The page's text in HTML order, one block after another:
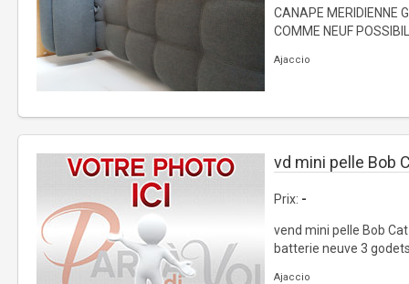
CANAPE MERIDIENNE
COMME NEUF
Ajaccio
vd mini pelle Bob
Prix: -
vend mini pelle Bob
batterie neuve 3
Ajaccio